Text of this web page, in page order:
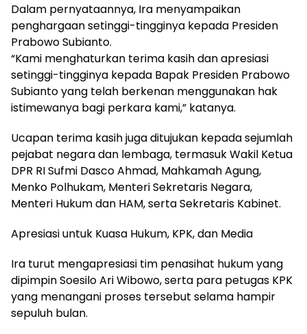
Dalam pernyataannya, Ira menyampaikan
penghargaan setinggi-tingginya kepada Presiden
Prabowo Subianto.
“Kami menghaturkan terima kasih dan apresiasi
setinggi-tingginya kepada Bapak Presiden Prabowo
Subianto yang telah berkenan menggunakan hak
istimewanya bagi perkara kami,” katanya.
Ucapan terima kasih juga ditujukan kepada sejumlah
pejabat negara dan lembaga, termasuk Wakil Ketua
DPR RI Sufmi Dasco Ahmad, Mahkamah Agung,
Menko Polhukam, Menteri Sekretaris Negara,
Menteri Hukum dan HAM, serta Sekretaris Kabinet.
Apresiasi untuk Kuasa Hukum, KPK, dan Media
Ira turut mengapresiasi tim penasihat hukum yang
dipimpin Soesilo Ari Wibowo, serta para petugas KPK
yang menangani proses tersebut selama hampir
sepuluh bulan.